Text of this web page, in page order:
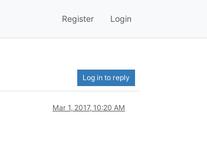
Register Login
Log in to reply
Mar 1, 2017, 10:20 AM